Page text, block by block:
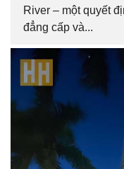
River – một quyết
đẳng cấp và...